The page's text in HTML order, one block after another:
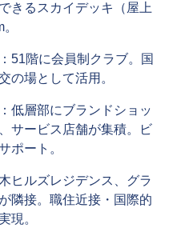
きるスカイデッキ（屋上
51階に会員制クラブ。国
の場として活用。
低層部にブランドショッ
サービス店舗が集積。ビ
ポート。
ヒルズレジデンス、グラ
隣接。職住近接・国際的
現。